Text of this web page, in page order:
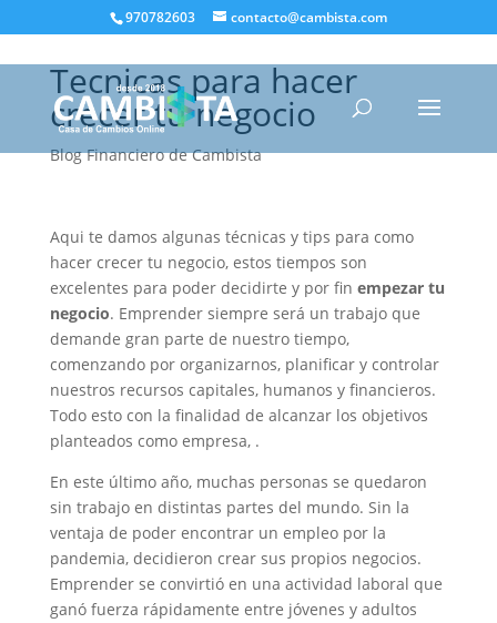
970782603 contacto@cambista.com
Tecnicas para hacer
crecer tu negocio
Blog Financiero de Cambista
Aqui te damos algunas técnicas y tips para como
hacer crecer tu negocio, estos tiempos son
excelentes para poder decidirte y por fin empezar tu
negocio. Emprender siempre será un trabajo que
demande gran parte de nuestro tiempo,
comenzando por organizarnos, planificar y controlar
nuestros recursos capitales, humanos y financieros.
Todo esto con la finalidad de alcanzar los objetivos
planteados como empresa, .
En este último año, muchas personas se quedaron
sin trabajo en distintas partes del mundo. Sin la
ventaja de poder encontrar un empleo por la
pandemia, decidieron crear sus propios negocios.
Emprender se convirtió en una actividad laboral que
ganó fuerza rápidamente entre jóvenes y adultos